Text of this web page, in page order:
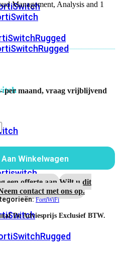
Management, Analysis and 1
per maand, vraag vrijblijvend
Winkelwagen
een offerte aan.Wilt u dit
contact met ons op.
FortiWiFi
De Adviesprijs Exclusief BTW.